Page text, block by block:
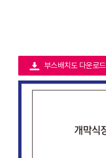
부스배치도 다운로드